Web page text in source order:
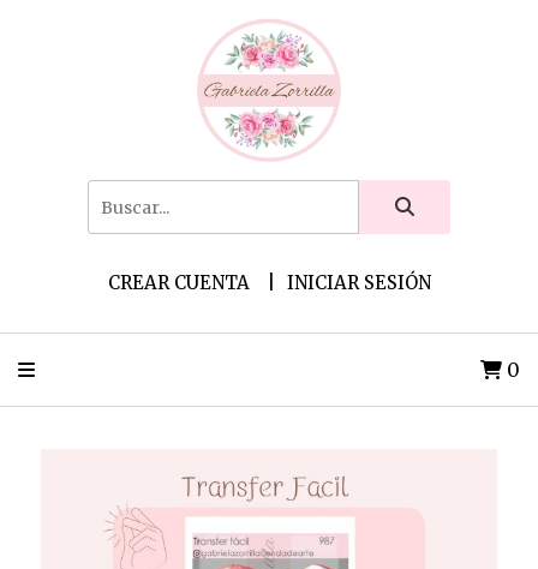
CREAR CUENTA INICIAR SESIÓN
0